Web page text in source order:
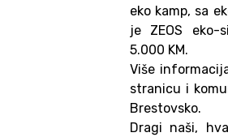
eko kamp, sa
je ZEOS eko-
5.000 KM.
Više
stranicu i
Brestovsko.
Dragi naši,